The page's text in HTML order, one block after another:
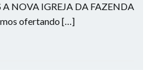
NOVA IGREJA DA FAZENDA
ofertando […]